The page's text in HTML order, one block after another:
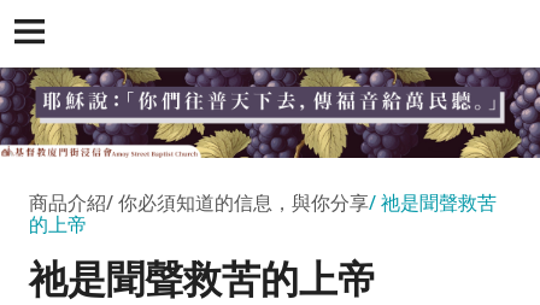
商品介紹 你必須知道的信息，與你分享 祂是聞聲救苦
的上帝
祂是聞聲救苦的上帝